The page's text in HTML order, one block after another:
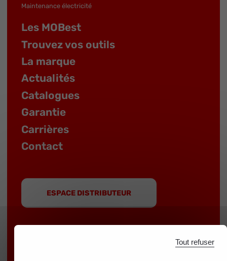
Maintenance électricité
Les MOBest
Trouvez vos outils
La marque
Actualités
Catalogues
Garantie
Carrières
Contact
ESPACE DISTRIBUTEUR
Tout refuser